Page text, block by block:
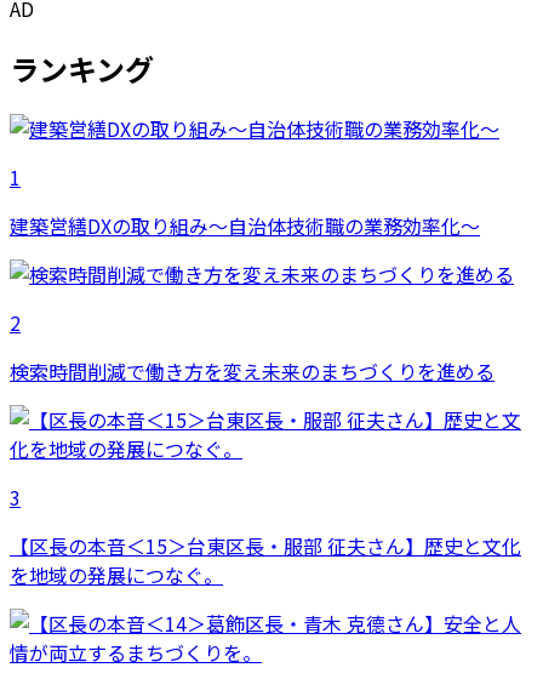
AD
ランキング
1
建築営繕DXの取り組み～自治体技術職の業務効率化～
2
検索時間削減で働き方を変え未来のまちづくりを進める
3
【区長の本音＜15＞台東区長・服部 征夫さん】歴史と文化
を地域の発展につなぐ。